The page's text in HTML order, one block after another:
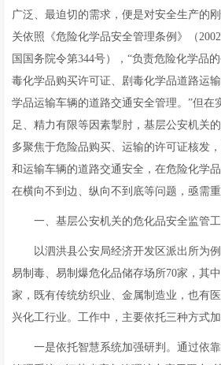
广泛、最迫切的需求，便是对安全生产的
关依照《危险化学品安全管理条例》（
国国务院令第344号），“负责危险化学品
毒化学品购买许可证、剧毒化学品道路运
学品运输车辆的道路交通安全管理。”但在
足、精力有限等因素掣肘，基层公安机关
多聚焦于危险品购买、运输的许可证核发
和运输车辆的道路交通安全，在危险化学
在横向不到边、纵向不到底等问题，亟需重
一、基层公安机关的危化品安全监管
以泗洪县公安局经济开发区派出所为
易制毒、易制爆危化品储存场所70家，其
家，既有传统纺织业、金属制造业，也有
兴化工行业。工作中，主要依托三种方式加
一是依托智慧系统加强研判。通过依